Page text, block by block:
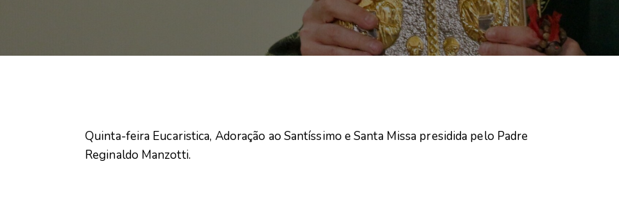
Quinta-feira Eucaristica, Adoração ao Santíssimo e Santa Missa presidida pelo Padre
Reginaldo Manzotti.